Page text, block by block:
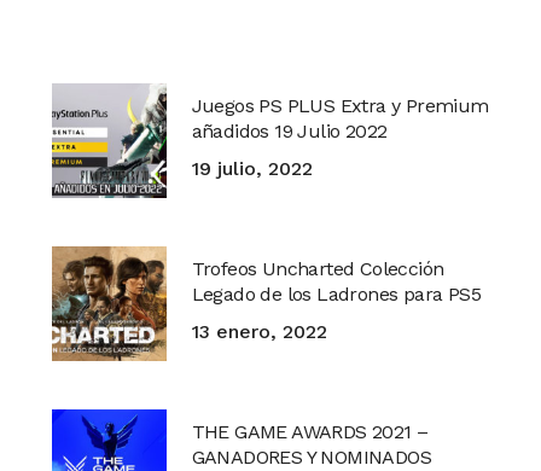
Juegos PS PLUS Extra y Premium
añadidos 19 Julio 2022
19 julio, 2022
Trofeos Uncharted Colección
Legado de los Ladrones para PS5
13 enero, 2022
THE GAME AWARDS 2021 –
GANADORES Y NOMINADOS